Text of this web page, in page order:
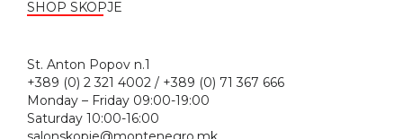
SHOP SKOPJE
St. Anton Popov n.1
+389 (0) 2 321 4002 / +389 (0) 71 367 666
Monday – Friday 09:00-19:00
Saturday 10:00-16:00